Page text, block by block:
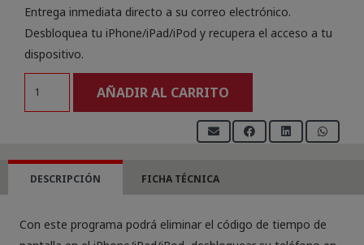
Entrega inmediata directo a su correo electrónico.
Desbloquea tu iPhone/iPad/iPod y recupera el acceso a tu
dispositivo.
AÑADIR AL CARRITO
DESCRIPCIÓN FICHA TÉCNICA
Con este programa podrá eliminar el código de tiempo de